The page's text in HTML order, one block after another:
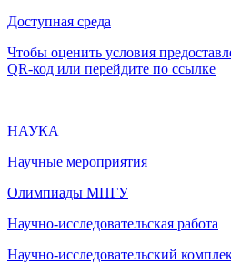
Доступная среда
Чтобы оценить условия
QR-код или перейдите по ссылке
НАУКА
Научные мероприятия
Олимпиады МПГУ
Научно-исследовательская работа
Научно-исследовательский